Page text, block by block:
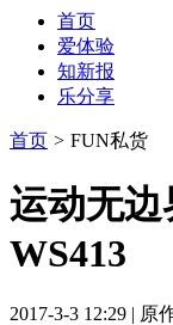
首页
爱体验
知新报
乐分享
首页 > FUN私货
运动无
WS413
2017-3-3 12:29 | 原